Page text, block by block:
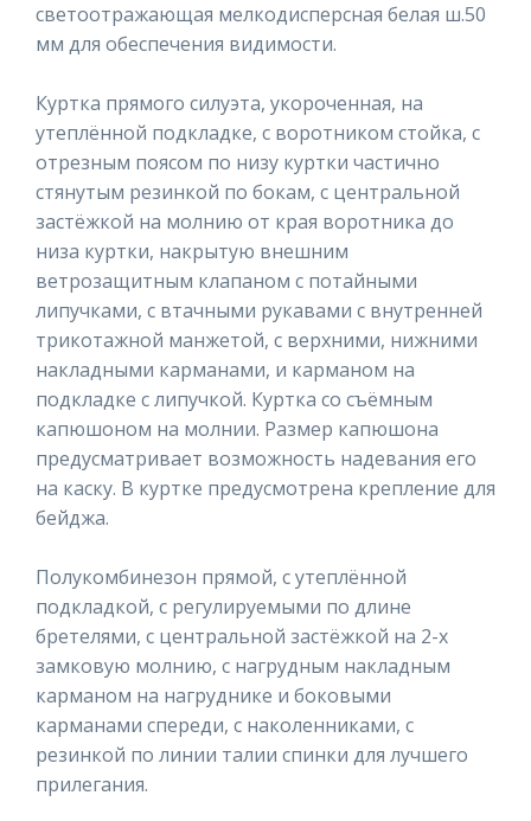
светоотражающая мелкодисперсная белая ш.50
мм для обеспечения видимости.
Куртка прямого силуэта, укороченная, на
утеплённой подкладке, с воротником стойка, с
отрезным поясом по низу куртки частично
стянутым резинкой по бокам, с центральной
застёжкой на молнию от края воротника до
низа куртки, накрытую внешним
ветрозащитным клапаном с потайными
липучками, с втачными рукавами с внутренней
трикотажной манжетой, с верхними, нижними
накладными карманами, и карманом на
подкладке с липучкой. Куртка со съёмным
капюшоном на молнии. Размер капюшона
предусматривает возможность надевания его
на каску. В куртке предусмотрена крепление для
бейджа.
Полукомбинезон прямой, с утеплённой
подкладкой, с регулируемыми по длине
бретелями, с центральной застёжкой на 2-х
замковую молнию, с нагрудным накладным
карманом на нагруднике и боковыми
карманами спереди, с наколенниками, с
резинкой по линии талии спинки для лучшего
прилегания.